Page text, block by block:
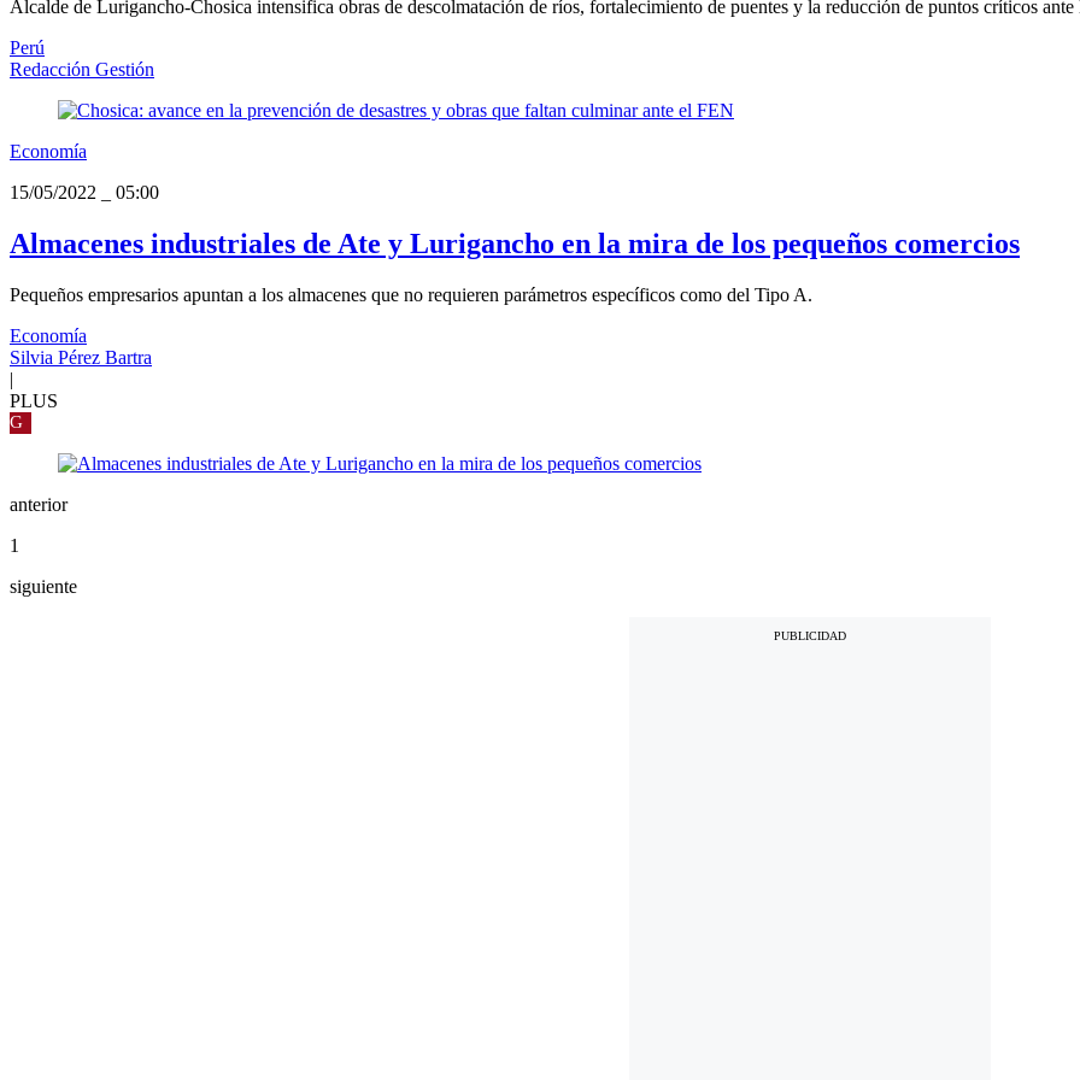
Alcalde de Lurigancho-Chosica intensifica obras de descolmatación de ríos, fortalecimiento de puentes y la reducción de puntos críticos ante
Perú
Redacción Gestión
Economía
15/05/2022
05:00
Almacenes industriales de Ate y Lurigancho en la mira de los pequeños comercios
Pequeños empresarios apuntan a los almacenes que no requieren parámetros específicos como del Tipo A.
Economía
Silvia Pérez Bartra
|
PLUS
G
anterior
1
siguiente